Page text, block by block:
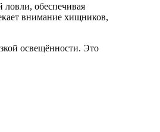
ловли, обеспечивая
внимание хищников,
освещённости. Это